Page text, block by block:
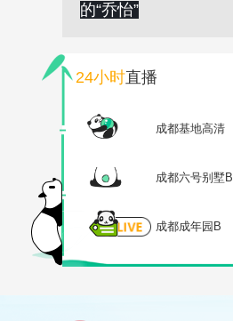
的“乔怡”
24小时直播
成都基地高清
成都六号别墅B
成都成年园B